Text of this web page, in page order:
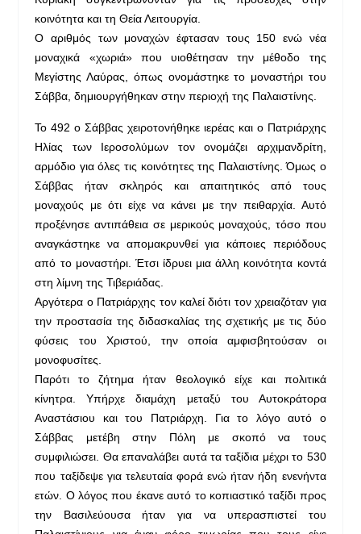
κοινότητα και τη Θεία Λειτουργία.
Ο αριθμός των μοναχών έφτασαν τους 150 ενώ νέα
μοναχικά «χωριά» που υιοθέτησαν την μέθοδο της
Μεγίστης Λαύρας, όπως ονομάστηκε το μοναστήρι του
Σάββα, δημιουργήθηκαν στην περιοχή της Παλαιστίνης.
Το 492 ο Σάββας χειροτονήθηκε ιερέας και ο Πατριάρχης
Ηλίας των Ιεροσολύμων τον ονομάζει αρχιμανδρίτη,
αρμόδιο για όλες τις κοινότητες της Παλαιστίνης. Όμως ο
Σάββας ήταν σκληρός και απαιτητικός από τους
μοναχούς με ότι είχε να κάνει με την πειθαρχία. Αυτό
προξένησε αντιπάθεια σε μερικούς μοναχούς, τόσο που
αναγκάστηκε να απομακρυνθεί για κάποιες περιόδους
από το μοναστήρι. Έτσι ίδρυει μια άλλη κοινότητα κοντά
στη λίμνη της Τιβεριάδας.
Αργότερα ο Πατριάρχης τον καλεί διότι τον χρειαζόταν για
την προστασία της διδασκαλίας της σχετικής με τις δύο
φύσεις του Χριστού, την οποία αμφισβητούσαν οι
μονοφυσίτες.
Παρότι το ζήτημα ήταν θεολογικό είχε και πολιτικά
κίνητρα. Υπήρχε διαμάχη μεταξύ του Αυτοκράτορα
Αναστάσιου και του Πατριάρχη. Για το λόγο αυτό ο
Σάββας μετέβη στην Πόλη με σκοπό να τους
συμφιλιώσει. Θα επαναλάβει αυτά τα ταξίδια μέχρι το 530
που ταξίδεψε για τελευταία φορά ενώ ήταν ήδη ενενήντα
ετών. Ο λόγος που έκανε αυτό το κοπιαστικό ταξίδι προς
την Βασιλεύουσα ήταν για να υπερασπιστεί του